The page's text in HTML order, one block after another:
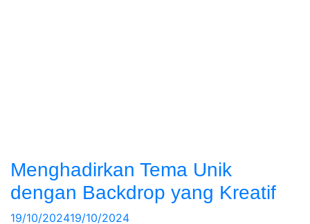
Menghadirkan Tema Unik
dengan Backdrop yang Kreatif
19/10/202419/10/2024